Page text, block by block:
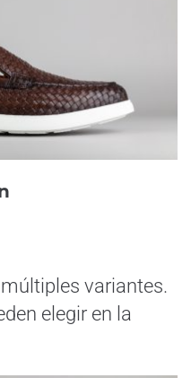
variantes.
elegir en la